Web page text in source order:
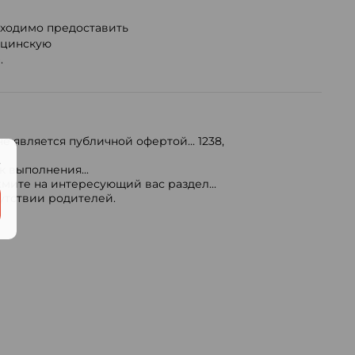
предоставить
является публичной офертой... 1238,
выполнения...
на интересующий вас раздел...
родителей.